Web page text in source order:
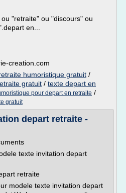
"retraite" ou "discours" ou
en...
creation.com
humoristique gratuit /
gratuit / texte depart en
pour depart en retraite /
gratuit
depart retraite -
texte invitation depart
retraite
modele texte invitation depart